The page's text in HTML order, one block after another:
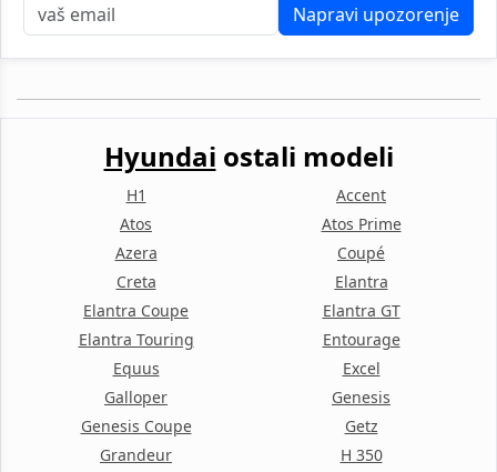
Napravi upozorenje
Hyundai ostali modeli
H1
Accent
Atos
Atos Prime
Azera
Coupé
Creta
Elantra
Elantra Coupe
Elantra GT
Elantra Touring
Entourage
Equus
Excel
Galloper
Genesis
Genesis Coupe
Getz
Grandeur
H 350